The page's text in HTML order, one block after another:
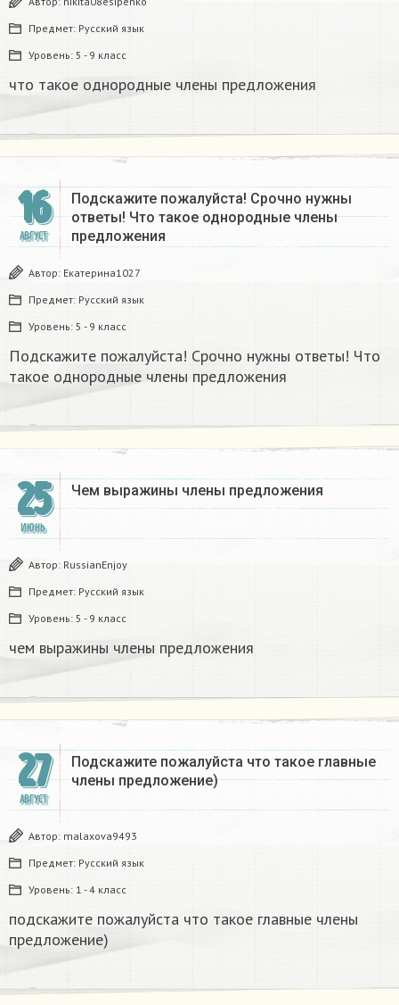
Предмет: Русский язык
Уровень: 5 - 9 класс
что такое однородные члены предложения​
16
АВГУСТ
Подскажите пожалуйста! Срочно нужны
ответы! Что такое однородные члены
предложения
Автор: Екатерина1027
Предмет: Русский язык
Уровень: 5 - 9 класс
Подскажите пожалуйста! Срочно нужны ответы! Что
такое однородные члены предложения
25
ИЮНЬ
Чем выражины члены предложения​
Автор: RussianEnjoy
Предмет: Русский язык
Уровень: 5 - 9 класс
чем выражины члены предложения​
27
АВГУСТ
Подскажите пожалуйста что такое главные
члены предложение)
Автор: malaxova9493
Предмет: Русский язык
Уровень: 1 - 4 класс
подскажите пожалуйста что такое главные члены
предложение)